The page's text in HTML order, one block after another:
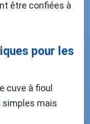
être confiées à
pour les
cuve à fioul
simples mais